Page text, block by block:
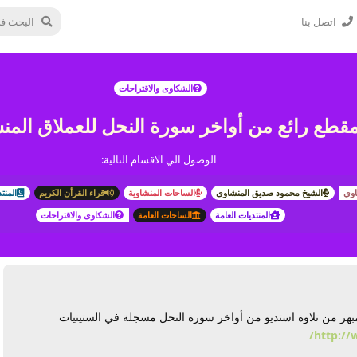
اتصل بنا
الشكاوى والاقتراحات
رائع من أواخر سورة النحل للعملاق
الوصول الي الاقسام التالية:
الشيخ محمود صديق المنشاوى الساحات المنشاوية قراء القرأن الكريم
المنتديات العامة
الساحات العامة الشكاوى والاقتراحات
من تلاوة استديو من أواخر سورة النحل مسجلة في الستينيات
http://